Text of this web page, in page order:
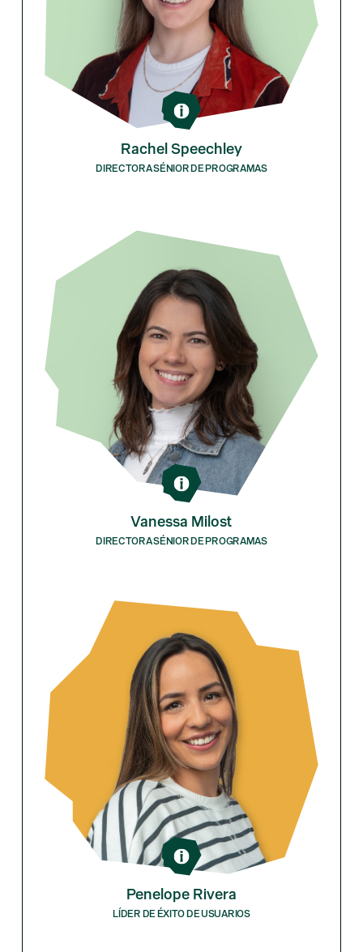
Rachel Speechley
DIRECTORA SÉNIOR DE PROGRAMAS
Vanessa Milost
DIRECTORA SÉNIOR DE PROGRAMAS
Penelope Rivera
LÍDER DE ÉXITO DE USUARIOS